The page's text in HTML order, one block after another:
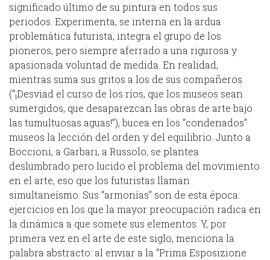
significado último de su pintura en todos sus
periodos. Experimenta, se interna en la ardua
problemática futurista, integra el grupo de los
pioneros, pero siempre aferrado a una rigurosa y
apasionada voluntad de medida. En realidad,
mientras suma sus gritos a los de sus compañeros
(“¡Desviad el curso de los ríos, que los museos sean
sumergidos, que desaparezcan las obras de arte bajo
las tumultuosas aguas!”), bucea en los “condenados”
museos la lección del orden y del equilibrio. Junto a
Boccioni, a Garbari, a Russolo, se plantea
deslumbrado pero lucido el problema del movimiento
en el arte, eso que los futuristas llaman
simultaneísmo. Sus “armonías” son de esta época:
ejercicios en los que la mayor preocupación radica en
la dinámica a que somete sus elementos. Y, por
primera vez en el arte de este siglo, menciona la
palabra abstracto: al enviar a la “Prima Esposizione